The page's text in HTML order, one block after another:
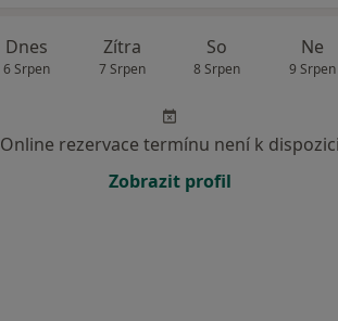
Dnes
6 Srpen
Zítra
7 Srpen
So
8 Srpen
Ne
9 Srpen
Online rezervace termínu není k dispozici
Zobrazit profil